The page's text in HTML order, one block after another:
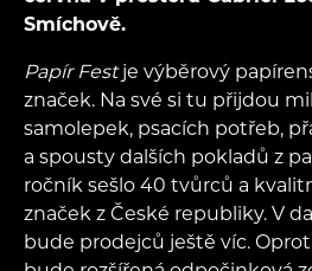
Smíchově.
Papír Festje výběrový
značek. Na své si tu přijdou
samolepek, psacích potřeb,
a spousty dalších pokladů z
ročník sešlo 40 tvůrců a
značek z České republiky. V
bude prodejců ještě víc.